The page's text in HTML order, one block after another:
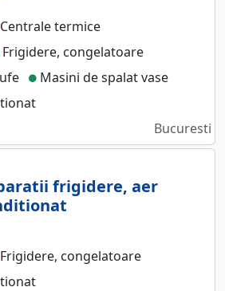
Centrale termice
Frigidere, congelatoare
Masini de spalat vase
Bucuresti
frigidere, aer
Frigidere, congelatoare